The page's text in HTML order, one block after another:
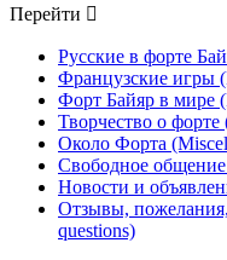
Перейти
Русские в форте
Французские игры
Форт Байяр в мире
Творчество о
Около Форта
Свободное общение
Новости и
Отзывы,
questions)